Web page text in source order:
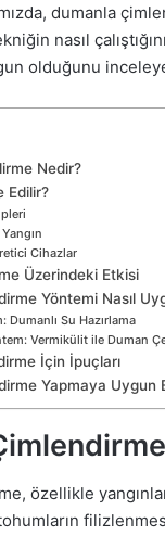
dumanla
nasıl
olduğunu
Nedir?
Edilir?
Cihazlar
Üzerindeki Etkisi
Yöntemi Nasıl
Dumanlı Su Hazırlama
Vermikülit ile Duman
İçin İpuçları
Yapmaya Uygun
özellikle